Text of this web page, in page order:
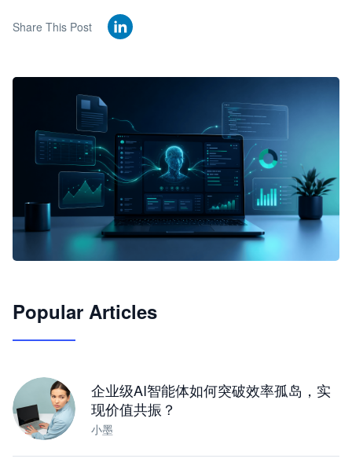
Share This Post
JimoClaw 桌面 AI Agent 工作台
Popular Articles
企业级AI智能体如何突破效率孤岛，实
现价值共振？
小墨